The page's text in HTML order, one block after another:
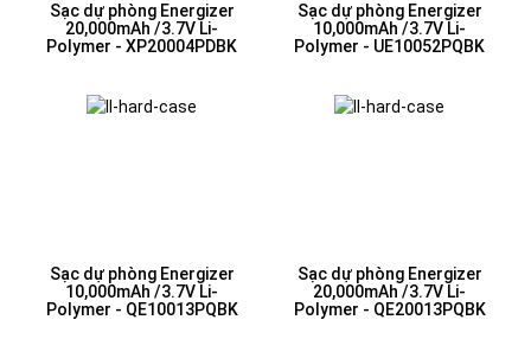
Sạc dự phòng Energizer
20,000mAh /3.7V Li-
Polymer - XP20004PDBK
Sạc dự phòng Energizer
10,000mAh /3.7V Li-
Polymer - UE10052PQBK
Sạc dự phòng Energizer
10,000mAh /3.7V Li-
Polymer - QE10013PQBK
Sạc dự phòng Energizer
20,000mAh /3.7V Li-
Polymer - QE20013PQBK